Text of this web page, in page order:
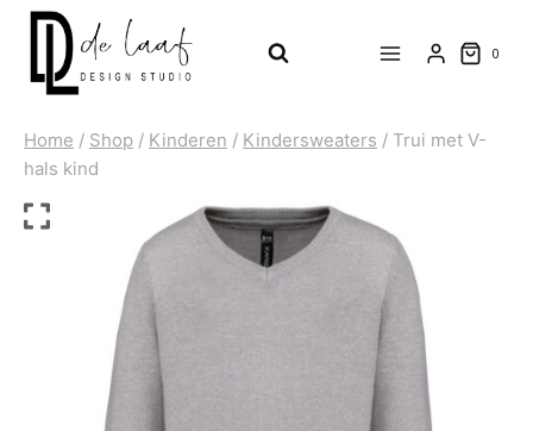
Doorgaan
inhoud
0
Home / Shop / Kinderen / Kindersweaters / Trui met V-
hals kind